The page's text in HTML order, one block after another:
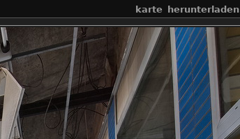
herunterladen
karte